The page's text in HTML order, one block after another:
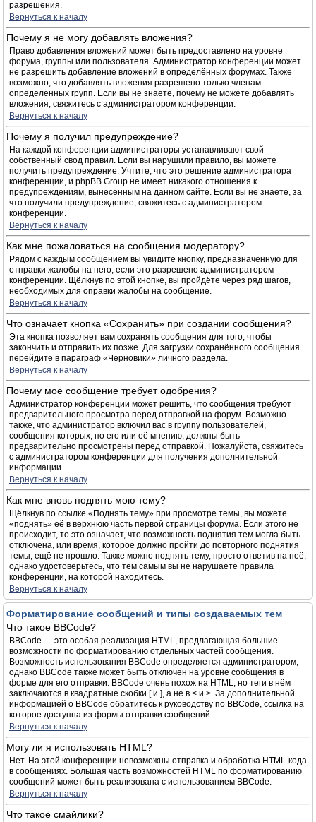
разрешения.
Вернуться к началу
Почему я не могу добавлять вложения?
Право добавления вложений может быть предоставлено на уровне
форума, группы или пользователя. Администратор конференции может
не разрешить добавление вложений в определённых форумах. Также
возможно, что добавлять вложения разрешено только членам
определённых групп. Если вы не знаете, почему не можете добавлять
вложения, свяжитесь с администратором конференции.
Вернуться к началу
Почему я получил предупреждение?
На каждой конференции администраторы устанавливают свой
собственный свод правил. Если вы нарушили правило, вы можете
получить предупреждение. Учтите, что это решение администратора
конференции, и phpBB Group не имеет никакого отношения к
предупреждениям, вынесенным на данном сайте. Если вы не знаете, за
что получили предупреждение, свяжитесь с администратором
конференции.
Вернуться к началу
Как мне пожаловаться на сообщения модератору?
Рядом с каждым сообщением вы увидите кнопку, предназначенную для
отправки жалобы на него, если это разрешено администратором
конференции. Щёлкнув по этой кнопке, вы пройдёте через ряд шагов,
необходимых для оправки жалобы на сообщение.
Вернуться к началу
Что означает кнопка «Сохранить» при создании сообщения?
Эта кнопка позволяет вам сохранять сообщения для того, чтобы
закончить и отправить их позже. Для загрузки сохранённого сообщения
перейдите в параграф «Черновики» личного раздела.
Вернуться к началу
Почему моё сообщение требует одобрения?
Администратор конференции может решить, что сообщения требуют
предварительного просмотра перед отправкой на форум. Возможно
также, что администратор включил вас в группу пользователей,
сообщения которых, по его или её мнению, должны быть
предварительно просмотрены перед отправкой. Пожалуйста, свяжитесь
с администратором конференции для получения дополнительной
информации.
Вернуться к началу
Как мне вновь поднять мою тему?
Щёлкнув по ссылке «Поднять тему» при просмотре темы, вы можете
«поднять» её в верхнюю часть первой страницы форума. Если этого не
происходит, то это означает, что возможность поднятия тем могла быть
отключена, или время, которое должно пройти до повторного поднятия
темы, ещё не прошло. Также можно поднять тему, просто ответив на неё,
однако удостоверьтесь, что тем самым вы не нарушаете правила
конференции, на которой находитесь.
Вернуться к началу
Форматирование сообщений и типы создаваемых тем
Что такое BBCode?
BBCode — это особая реализация HTML, предлагающая большие
возможности по форматированию отдельных частей сообщения.
Возможность использования BBCode определяется администратором,
однако BBCode также может быть отключён на уровне сообщения в
форме для его отправки. BBCode очень похож на HTML, но теги в нём
заключаются в квадратные скобки [ и ], а не в < и >. За дополнительной
информацией о BBCode обратитесь к руководству по BBCode, ссылка на
которое доступна из формы отправки сообщений.
Вернуться к началу
Могу ли я использовать HTML?
Нет. На этой конференции невозможны отправка и обработка HTML-кода
в сообщениях. Большая часть возможностей HTML по форматированию
сообщений может быть реализована с использованием BBCode.
Вернуться к началу
Что такое смайлики?